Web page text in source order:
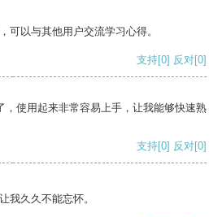
可以与其他用户交流学习心得。
支持[0] 反对[0]
，使用起来非常容易上手，让我能够快速熟
支持[0] 反对[0]
我久久不能忘怀。